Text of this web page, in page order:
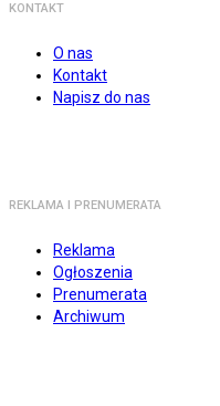
KONTAKT
O nas
Kontakt
Napisz do nas
REKLAMA I PRENUMERATA
Reklama
Ogłoszenia
Prenumerata
Archiwum